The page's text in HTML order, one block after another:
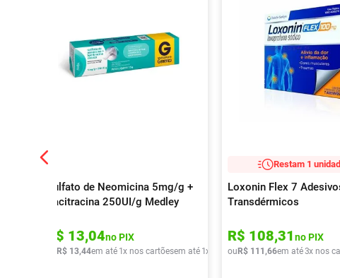
Sulfato de Neomicina 5mg/g +
Bacitracina 250UI/g Medley
Dermatológica 15g
R$ 13,04no PIX
R$ 13,44em até 1x nos cartõesem até 1x de R$ 13,44
Restam 1
Loxonin Flex 7
Transdérmicos
R$ 108,31no PIX
ouR$ 111 ,66em até3x nos